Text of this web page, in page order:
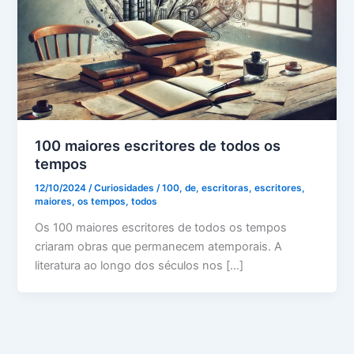
100 maiores escritores de todos os
tempos
12/10/2024/Curiosidades /100,de,escritoras,escritores,
maiores,os tempos,todos
Os 100 maiores escritores de todos os tempos
criaram obras que permanecem atemporais. A
literatura ao longo dos séculos nos […]